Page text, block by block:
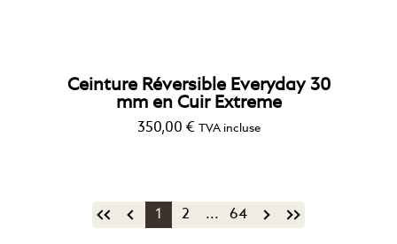
Ceinture Réversible Everyday 30
mm en Cuir Extreme
350,00 € TVA incluse
1 2 ... 64